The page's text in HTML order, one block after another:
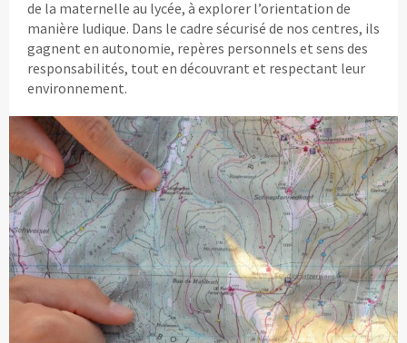
de la maternelle au lycée, à explorer l’orientation de
manière ludique. Dans le cadre sécurisé de nos centres, ils
gagnent en autonomie, repères personnels et sens des
responsabilités, tout en découvrant et respectant leur
environnement.